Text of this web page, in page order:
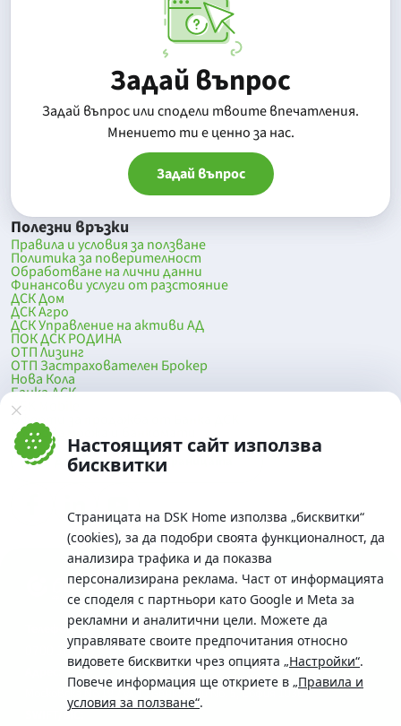
Настоящият сайт използва
бисквитки
Страницата на DSK Home използва „бисквитки“
(cookies), за да подобри своята функционалност, да
анализира трафика и да показва
персонализирана реклама. Част от информацията
се споделя с партньори като Google и Meta за
рекламни и аналитични цели. Можете да
управлявате своите предпочитания относно
видовете бисквитки чрез опцията „Настройки“.
Повече информация ще откриете в „Правила и
условия за ползване“.
Задай въпрос
Задай въпрос или сподели твоите впечатления.
Mнението ти е ценно за нас.
Задай въпрос
Полезни връзки
Правила и условия за ползване
Политика за поверителност
Обработване на лични данни
Финансови услуги от разстояние
ДСК Дом
ДСК Агро
ДСК Управление на активи АД
ПОК ДСК РОДИНА
ОТП Лизинг
ОТП Застрахователен Брокер
Нова Кола
Банка ДСК
DSK Mobile
Оферти за продажба от Банка ДСК
Клонова мрежа и банкомати
До началото на страницата
Телефон:
0700 10 375 / *2375
Московска No.19 / ул. Г. Бенковски No. 5, София 1036
SWIFT/BIC: